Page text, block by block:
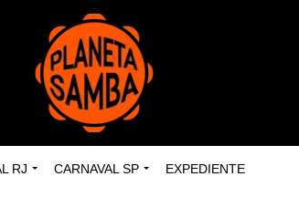
RJ CARNAVAL SP EXPEDIENTE